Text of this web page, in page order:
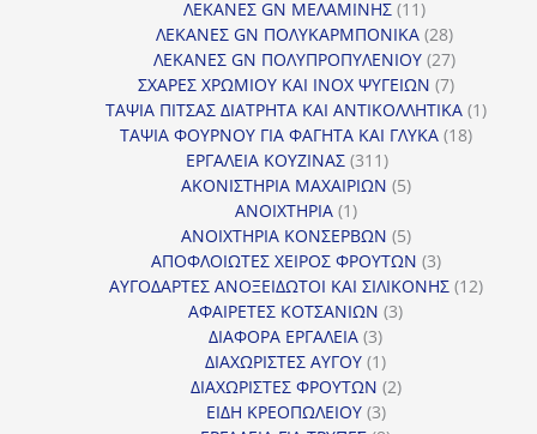
ΛΕΚΑΝΕΣ GN ΜΕΛΑΜΙΝΗΣ 1111
προϊόντα
ΛΕΚΑΝΕΣ GN ΠΟΛΥΚΑΡΜΠΟΝΙΚΑ 2828
προϊόντα
ΛΕΚΑΝΕΣ GN ΠΟΛΥΠΡΟΠΥΛΕΝΙΟΥ 2727
προϊόντα
ΣΧΑΡΕΣ ΧΡΩΜΙΟΥ ΚΑΙ INOX ΨΥΓΕΙΩΝ 77
προϊόντα
ΤΑΨΙΑ ΠΙΤΣΑΣ ΔΙΑΤΡΗΤΑ ΚΑΙ ΑΝΤΙΚΟΛΛΗΤΙΚΑ 11
ΤΑΨΙΑ ΦΟΥΡΝΟΥ ΓΙΑ ΦΑΓΗΤΑ ΚΑΙ ΓΛΥΚΑ 1818
ΕΡΓΑΛΕΙΑ ΚΟΥΖΙΝΑΣ 311311
προϊόντα
ΑΚΟΝΙΣΤΗΡΙΑ ΜΑΧΑΙΡΙΩΝ 55
ΑΝΟΙΧΤΗΡΙΑ 11
προϊόν
ΑΝΟΙΧΤΗΡΙΑ ΚΟΝΣΕΡΒΩΝ 55
προϊόντα
ΑΠΟΦΛΟΙΩΤΕΣ ΧΕΙΡΟΣ ΦΡΟΥΤΩΝ 33
προϊόντα
ΑΥΓΟΔΑΡΤΕΣ ΑΝΟΞΕΙΔΩΤΟΙ ΚΑΙ ΣΙΛΙΚΟΝΗΣ 1212
ΑΦΑΙΡΕΤΕΣ ΚΟΤΣΑΝΙΩΝ 33
ΔΙΑΦΟΡΑ ΕΡΓΑΛΕΙΑ 33
προϊόντα
ΔΙΑΧΩΡΙΣΤΕΣ ΑΥΓΟΥ 11
προϊόν
ΔΙΑΧΩΡΙΣΤΕΣ ΦΡΟΥΤΩΝ 22
ΕΙΔΗ ΚΡΕΟΠΩΛΕΙΟΥ 33